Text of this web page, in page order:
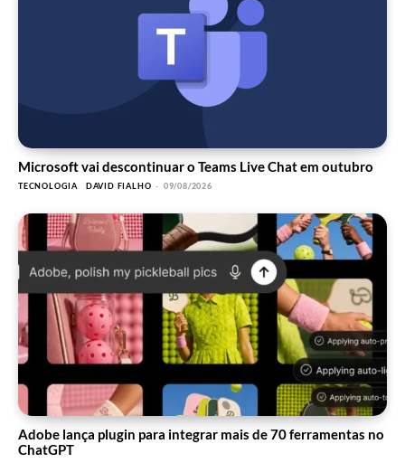
Microsoft vai descontinuar o Teams Live Chat em outubro
TECNOLOGIA DAVID FIALHO - 09/08/2026
Adobe lança plugin para integrar mais de 70 ferramentas no
ChatGPT